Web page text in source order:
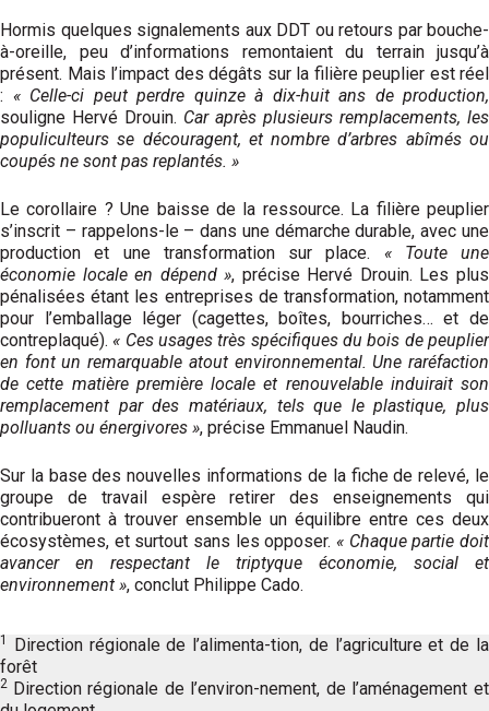
Hormis quelques signalements aux DDT ou retours par bouche-
à-oreille, peu d’informations remontaient du terrain jusqu’à
présent. Mais l’impact des dégâts sur la filière peuplier est réel
: « Celle-ci peut perdre quinze à dix-huit ans de production,
souligne Hervé Drouin. Car après plusieurs remplacements, les
populiculteurs se découragent, et nombre d’arbres abîmés ou
coupés ne sont pas replantés. »
Le corollaire ? Une baisse de la ressource. La filière peuplier
s’inscrit – rappelons-le – dans une démarche durable, avec une
production et une transformation sur place. « Toute une
économie locale en dépend », précise Hervé Drouin. Les plus
pénalisées étant les entreprises de transformation, notamment
pour l’emballage léger (cagettes, boîtes, bourriches… et de
contreplaqué). « Ces usages très spécifiques du bois de peuplier
en font un remarquable atout environnemental. Une raréfaction
de cette matière première locale et renouvelable induirait son
remplacement par des matériaux, tels que le plastique, plus
polluants ou énergivores », précise Emmanuel Naudin.
Sur la base des nouvelles informations de la fiche de relevé, le
groupe de travail espère retirer des enseignements qui
contribueront à trouver ensemble un équilibre entre ces deux
écosystèmes, et surtout sans les opposer. « Chaque partie doit
avancer en respectant le triptyque économie, social et
environnement », conclut Philippe Cado.
1
Direction régionale de l’alimenta-tion, de l’agriculture et de la
forêt
2 Direction régionale de l’environ-nement, de l’aménagement et